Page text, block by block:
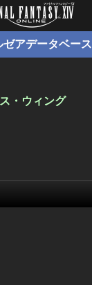
ゼアデータベース
・ウィング